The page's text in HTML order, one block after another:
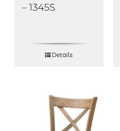
– 1345S
Details